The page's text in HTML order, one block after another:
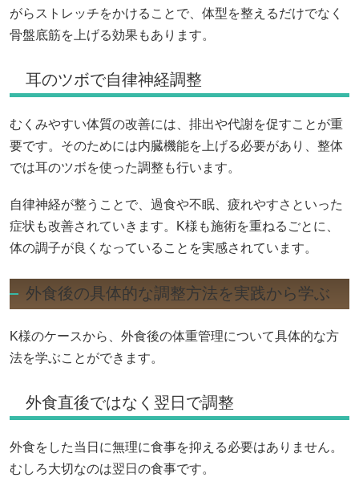
がらストレッチをかけることで、体型を整えるだけでなく
骨盤底筋を上げる効果もあります。
耳のツボで自律神経調整
むくみやすい体質の改善には、排出や代謝を促すことが重
要です。そのためには内臓機能を上げる必要があり、整体
では耳のツボを使った調整も行います。
自律神経が整うことで、過食や不眠、疲れやすさといった
症状も改善されていきます。K様も施術を重ねるごとに、
体の調子が良くなっていることを実感されています。
外食後の具体的な調整方法を実践から学ぶ
K様のケースから、外食後の体重管理について具体的な方
法を学ぶことができます。
外食直後ではなく翌日で調整
外食をした当日に無理に食事を抑える必要はありません。
むしろ大切なのは翌日の食事です。